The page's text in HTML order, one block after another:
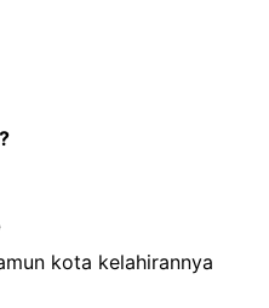
kota kelahirannya